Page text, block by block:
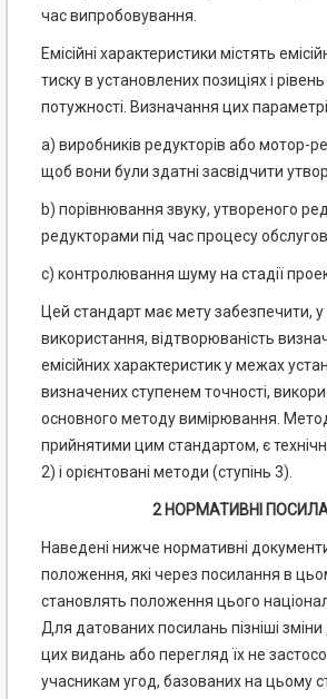
час випробовування.
Емісійні характеристики містять
тиску в установлених позиціях і
потужності. Визначання цих
а) виробників редукторів або мотор-
щоб вони були здатні засвідчити
b) порівнювання звуку, утвореного
редукторами під час процесу
с) контролювання шуму на стадії
Цей стандарт має мету забезпечити, у
використання, відтворюваність
емісійних характеристик у межах
визначених ступенем точності,
основного методу вимірювання.
прийнятими цим стандартом, є
2) і орієнтовані методи (ступінь 3).
2 НОРМАТИВНІ
Наведені нижче нормативні
положення, які через посилання в
становлять положення цього
Для датованих посилань пізніші
цих видань або перегляд їх не
учасникам угод, базованих на цьому